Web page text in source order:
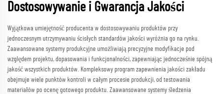
Dostosowywanie i Gwarancja Jakości
Wyjątkowa umiejętność producenta w dostosowywaniu produktów przy
jednoczesnym utrzymywaniu ścisłych standardów jakości wyróżnia go na rynku.
Zaawansowane systemy produkcyjne umożliwiają precyzyjne modyfikacje pod
względem projektu, dopasowania i funkcjonalności, zapewniając jednocześnie spójną
jakość wszystkich produktów. Kompleksowy program zapewnienia jakości zakładu
obejmuje wiele punktów kontroli w całym procesie produkcji, od testowania
materiałów po ocenę gotowego produktu. Zaawansowane systemy śledzenia